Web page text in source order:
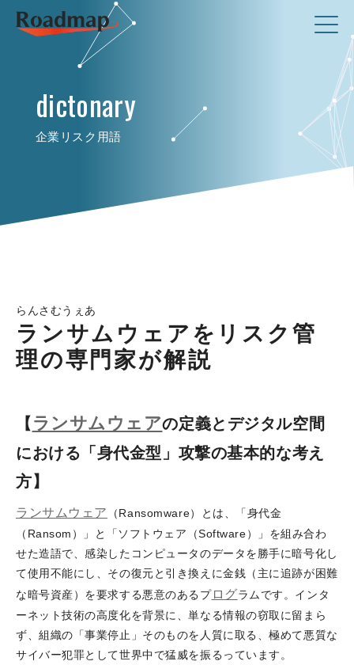
dictonary
企業リスク用語
らんさむうぇあ
ランサムウェアをリスク管
理の専門家が解説
【 ランサムウェアの定義とデジタル空間
における「身代金型」攻撃の基本的な考え
方】
ランサムウェア
（Ransomware）とは、「身代金
（Ransom）」と「ソフトウェア（Software）」を組み合わ
せた造語で、感染したコンピュータのデータを勝手に暗号化し
て使用不能にし、その復元と引き換えに金銭（主に追跡が困難
な暗号資産）を要求する悪意のあるプログラムです。インタ
ーネット技術の高度化を背景に、単なる情報の窃取に留まら
ず、組織の「事業停止」そのものを人質に取る、極めて悪質な
サイバー犯罪として世界中で猛威を振るっています。